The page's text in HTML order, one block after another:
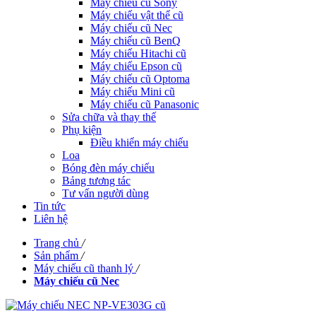
Máy chiếu vật thể cũ
Máy chiếu cũ Nec
Máy chiếu cũ BenQ
Máy chiếu Hitachi cũ
Máy chiếu Epson cũ
Máy chiếu cũ Optoma
Máy chiếu Mini cũ
Máy chiếu cũ Panasonic
Sửa chữa và thay thế
Phụ kiện
Điều khiển máy chiếu
Loa
Bóng đèn máy chiếu
Bảng tương tác
Tư vấn người dùng
Tin tức
Liên hệ
Trang chủ /
Sản phẩm /
Máy chiếu cũ thanh lý /
Máy chiếu cũ Nec